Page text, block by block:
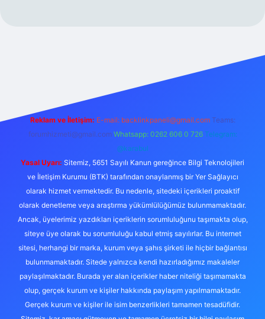
Reklam ve İletişim: E-mail: backlinkpaneli@gmail.com Teams:
forumhizmeti@gmail.com Whatsapp: 0262 606 0 726 Telegram:
@karabul
Yasal Uyarı: Sitemiz, 5651 Sayılı Kanun gereğince Bilgi Teknolojileri
ve İletişim Kurumu (BTK) tarafından onaylanmış bir Yer Sağlayıcı
olarak hizmet vermektedir. Bu nedenle, sitedeki içerikleri proaktif
olarak denetleme veya araştırma yükümlülüğümüz bulunmamaktadır.
Ancak, üyelerimiz yazdıkları içeriklerin sorumluluğunu taşımakta olup,
siteye üye olarak bu sorumluluğu kabul etmiş sayılırlar. Bu internet
sitesi, herhangi bir marka, kurum veya şahıs şirketi ile hiçbir bağlantısı
bulunmamaktadır. Sitede yalnızca kendi hazırladığımız makaleler
paylaşılmaktadır. Burada yer alan içerikler haber niteliği taşımamakta
olup, gerçek kurum ve kişiler hakkında paylaşım yapılmamaktadır.
Gerçek kurum ve kişiler ile isim benzerlikleri tamamen tesadüfidir.